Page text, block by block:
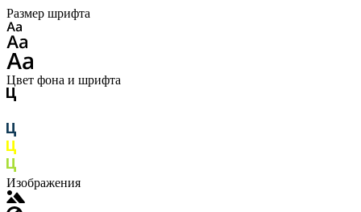
Размер шрифта
Цвет фона и шрифта
Изображения